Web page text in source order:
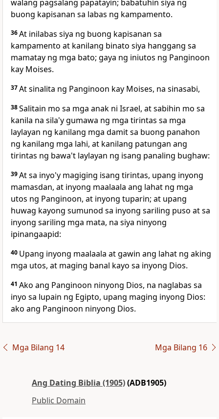
walang pagsalang papatayin; babatuhin siya ng
buong kapisanan sa labas ng kampamento.
36At inilabas siya ng buong kapisanan sa
kampamento at kanilang binato siya hanggang sa
mamatay ng mga bato; gaya ng iniutos ng Panginoon
kay Moises.
37At sinalita ng Panginoon kay Moises, na sinasabi,
38Salitain mo sa mga anak ni Israel, at sabihin mo sa
kanila na sila'y gumawa ng mga tirintas sa mga
laylayan ng kanilang mga damit sa buong panahon
ng kanilang mga lahi, at kanilang patungan ang
tirintas ng bawa't laylayan ng isang panaling bughaw:
39At sa inyo'y magiging isang tirintas, upang inyong
mamasdan, at inyong maalaala ang lahat ng mga
utos ng Panginoon, at inyong tuparin; at upang
huwag kayong sumunod sa inyong sariling puso at sa
inyong sariling mga mata, na siya ninyong
ipinangaapid:
40 Upang inyong maalaala at gawin ang lahat ng aking
mga utos, at maging banal kayo sa inyong Dios.
41 Ako ang Panginoon ninyong Dios, na naglabas sa
inyo sa lupain ng Egipto, upang maging inyong Dios:
ako ang Panginoon ninyong Dios.
Mga Bilang 14 Mga Bilang 16
Ang Dating Biblia (1905)(ADB1905)
Public Domain